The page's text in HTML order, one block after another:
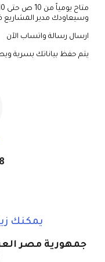
وسيعاودك مدير المشاريع
ارسال رسالة واتساب الآن
يتم حفظ بياناتك بسرية
يمكنك
جمهورية مصر